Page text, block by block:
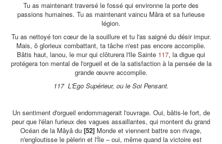
Tu as maintenant traversé le fossé qui environne la porte des
passions humaines. Tu as maintenant vaincu Mâra et sa furieuse
légion.
Tu as nettoyé ton cœur de la souillure et tu l'as saigné du désir impur.
Mais, ô glorieux combattant, ta tâche n'est pas encore accomplie.
Bâtis haut, lanou, le mur qui clôturera l'Ile Sainte 117, la digue qui
protégera ton mental de l'orgueil et de la satisfaction à la pensée de la
grande œuvre accomplie.
117 L'Ego Supérieur, ou le Soi Pensant.
Un sentiment d'orgueil endommagerait l'ouvrage. Oui, bâtis-le fort, de
peur que l'élan furieux des vagues assaillantes, qui montent du grand
Océan de la Mâyâ du [52] Monde et viennent battre son rivage,
n'engloutisse le pèlerin et l'Île – oui, même quand la victoire est